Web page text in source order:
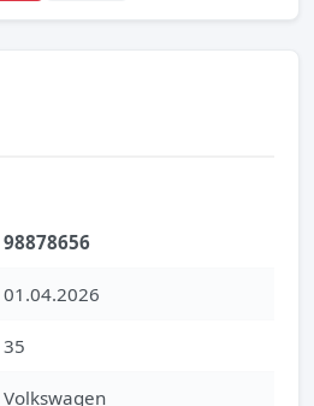
98878656
01.04.2026
35
Volkswagen